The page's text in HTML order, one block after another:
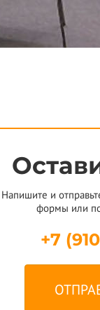
Напишите и
формы или
+7